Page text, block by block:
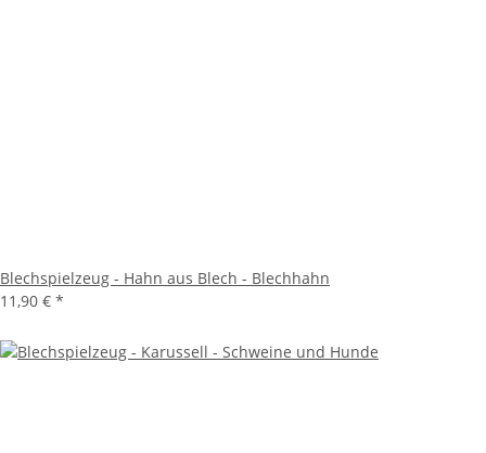
Blechspielzeug - Hahn aus Blech - Blechhahn
11,90 € *